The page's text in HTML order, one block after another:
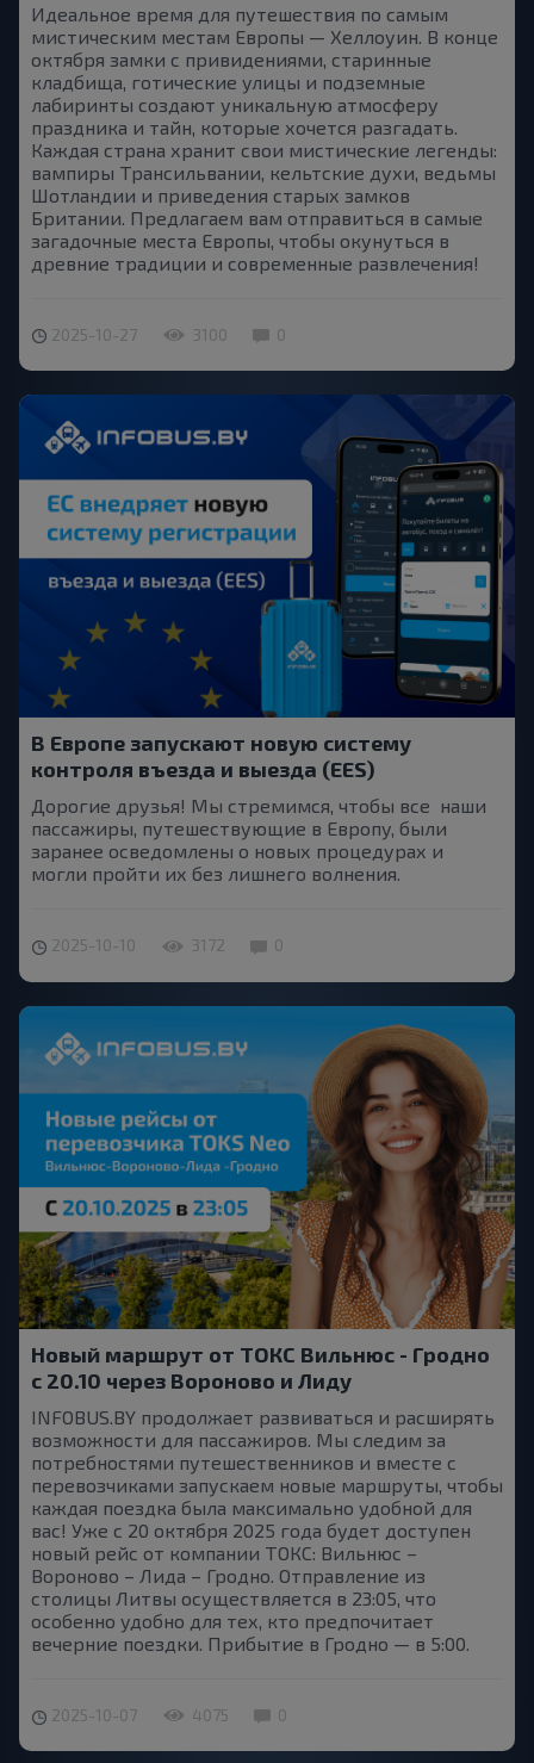
Идеальное время для путешествия по самым
мистическим местам Европы — Хеллоуин. В конце
октября замки с привидениями, старинные
кладбища, готические улицы и подземные
лабиринты создают уникальную атмосферу
праздника и тайн, которые хочется разгадать.
Каждая страна хранит свои мистические легенды:
вампиры Трансильвании, кельтские духи, ведьмы
Шотландии и приведения старых замков
Британии. Предлагаем вам отправиться в самые
загадочные места Европы, чтобы окунуться в
древние традиции и современные развлечения!
2025-10-27 3100 0
В Европе запускают новую систему
контроля въезда и выезда (EES)
Дорогие друзья! Мы стремимся, чтобы все наши
пассажиры, путешествующие в Европу, были
заранее осведомлены о новых процедурах и
могли пройти их без лишнего волнения.
2025-10-10 3172 0
Новый маршрут от ТОКС Вильнюс - Гродно
с 20.10 через Вороново и Лиду
INFOBUS.BY продолжает развиваться и расширять
возможности для пассажиров. Мы следим за
потребностями путешественников и вместе с
перевозчиками запускаем новые маршруты, чтобы
каждая поездка была максимально удобной для
вас! Уже с 20 октября 2025 года будет доступен
новый рейс от компании ТОКС: Вильнюс –
Вороново – Лида – Гродно. Отправление из
столицы Литвы осуществляется в 23:05, что
особенно удобно для тех, кто предпочитает
вечерние поездки. Прибытие в Гродно — в 5:00.
2025-10-07 4075 0